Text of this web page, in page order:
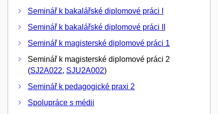
Seminář k bakalářské diplomové práci I
Seminář k bakalářské diplomové práci II
Seminář k magisterské diplomové práci 1
Seminář k magisterské diplomové práci 2
(SJ2A022, SJU2A002)
Seminář k pedagogické praxi 2
Spolupráce s médii